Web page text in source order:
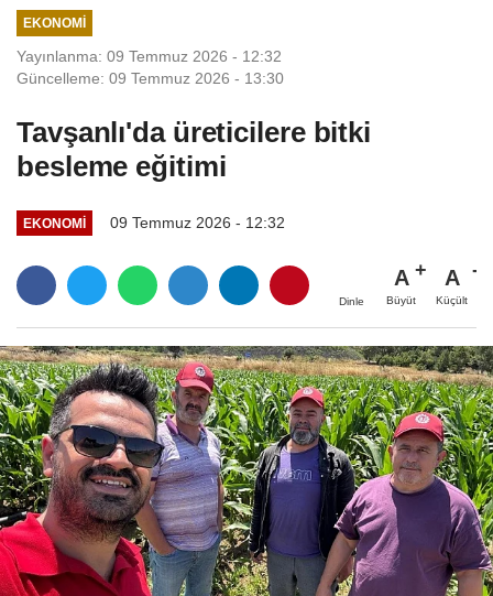
EKONOMI
Yayınlanma: 09 Temmuz 2026 - 12:32
Güncelleme: 09 Temmuz 2026 - 13:30
Tavşanlı'da üreticilere bitki
besleme eğitimi
EKONOMI 09 Temmuz 2026 - 12:32
Dinle
A
Büyüt
A
Küçült